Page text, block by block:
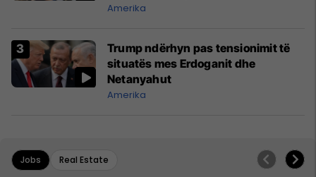
Amerika
Trump ndërhyn pas tensionimit të
situatës mes Erdoganit dhe
Netanyahut
Amerika
Jobs Real Estate